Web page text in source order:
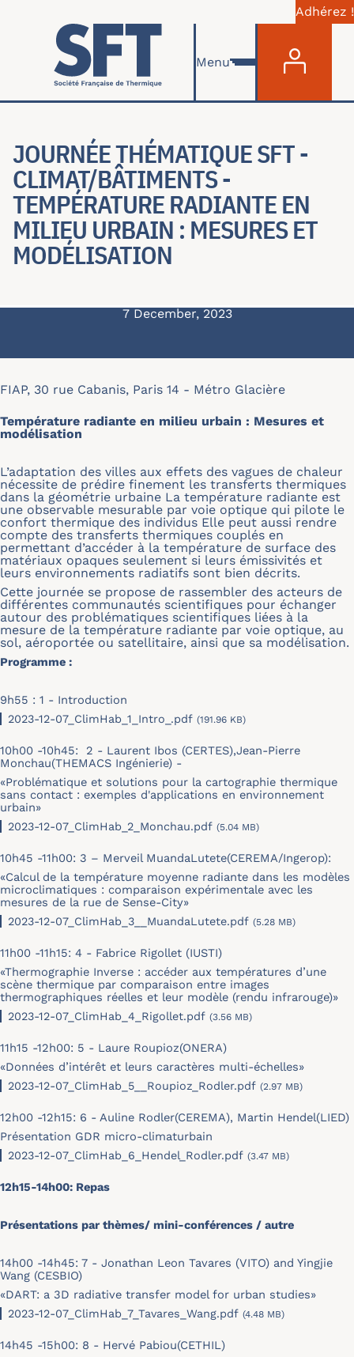
Skip to main content
Adhérez !
Menu
JOURNÉE THÉMATIQUE SFT -
CLIMAT/BÂTIMENTS -
TEMPÉRATURE RADIANTE EN
MILIEU URBAIN : MESURES ET
MODÉLISATION
7 December, 2023
FIAP, 30 rue Cabanis, Paris 14 - Métro Glacière
Température radiante en milieu urbain : Mesures et
modélisation
L’adaptation des villes aux effets des vagues de chaleur
nécessite de prédire finement les transferts thermiques
dans la géométrie urbaine La température radiante est
une observable mesurable par voie optique qui pilote le
confort thermique des individus Elle peut aussi rendre
compte des transferts thermiques couplés en
permettant d’accéder à la température de surface des
matériaux opaques seulement si leurs émissivités et
leurs environnements radiatifs sont bien décrits.
Cette journée se propose de rassembler des acteurs de
différentes communautés scientifiques pour échanger
autour des problématiques scientifiques liées à la
mesure de la température radiante par voie optique, au
sol, aéroportée ou satellitaire, ainsi que sa modélisation.
Programme :
9h55 : 1 - Introduction
2023-12-07_ClimHab_1_Intro_.pdf (191.96 KB)
10h00 -10h45: 2 - Laurent Ibos (CERTES),Jean-Pierre
Monchau(THEMACS Ingénierie) -
«Problématique et solutions pour la cartographie thermique
sans contact : exemples d'applications en environnement
urbain»
2023-12-07_ClimHab_2_Monchau.pdf (5.04 MB)
10h45 -11h00: 3 – Merveil MuandaLutete(CEREMA/Ingerop):
«Calcul de la température moyenne radiante dans les modèles
microclimatiques : comparaison expérimentale avec les
mesures de la rue de Sense-City»
2023-12-07_ClimHab_3__MuandaLutete.pdf (5.28 MB)
11h00 -11h15: 4 - Fabrice Rigollet (IUSTI)
«Thermographie Inverse : accéder aux températures d’une
scène thermique par comparaison entre images
thermographiques réelles et leur modèle (rendu infrarouge)»
2023-12-07_ClimHab_4_Rigollet.pdf (3.56 MB)
11h15 -12h00: 5 - Laure Roupioz(ONERA)
«Données d’intérêt et leurs caractères multi-échelles»
2023-12-07_ClimHab_5__Roupioz_Rodler.pdf (2.97 MB)
12h00 -12h15: 6 - Auline Rodler(CEREMA), Martin Hendel(LIED)
Présentation GDR micro-climaturbain
2023-12-07_ClimHab_6_Hendel_Rodler.pdf (3.47 MB)
12h15-14h00: Repas
Présentations par thèmes/ mini-conférences / autre
14h00 -14h45: 7 - Jonathan Leon Tavares (VITO) and Yingjie
Wang (CESBIO)
«DART: a 3D radiative transfer model for urban studies»
2023-12-07_ClimHab_7_Tavares_Wang.pdf (4.48 MB)
14h45 -15h00: 8 - Hervé Pabiou(CETHIL)